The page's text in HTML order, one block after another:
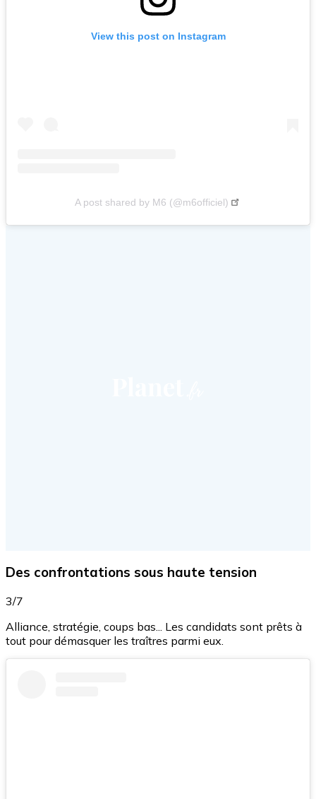
View this post on Instagram
A post shared by M6 (@m6officiel)
Des confrontations sous haute tension
3/7
Alliance, stratégie, coups bas... Les candidats sont prêts à
tout pour démasquer les traîtres parmi eux.